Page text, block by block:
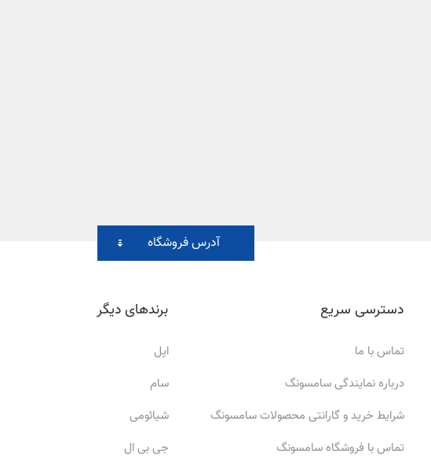
آدرس فروشگاه
دسترسی سریع
تماس با ما
درباره نمایندگی سامسونگ
شرایط خرید و گارانتی محصولات سامسونگ
تماس با فروشگاه سامسونگ
برندهای دیگر
اپل
سام
شیائومی
جی بی ال